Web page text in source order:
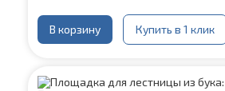
В корзину Купить в 1 клик